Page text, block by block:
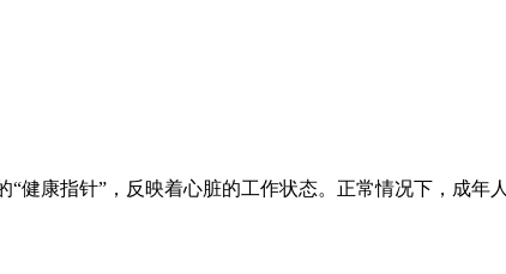
健康指针”，反映着心脏的工作状态。正常情况下，成年